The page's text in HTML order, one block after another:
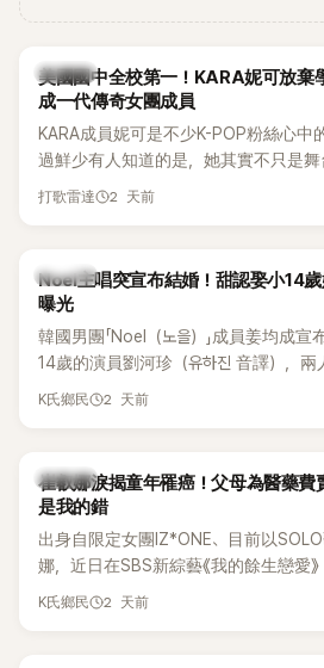
K-POP
美國國中全校第一！KARA妮可放
成一代傳奇女團成員
KARA成員妮可是不少K-POP粉絲心中
過鮮少有人知道的是，她其實不只是舞
一名不折不扣的學霸。她日前在節目中
打歌雷達 2 天前
K-POP
Noel主唱突宣布結婚！甜認娶小14
曝光
韓國男團「Noel（노을）」成員姜均成
14歲的演員劉河珍（유하진 音譯），
低調舉辦婚禮，消息一出立刻引發關注
K氏鄉民 2 天前
K-POP
崔叡娜淚揭童年罹癌！父母為醫藥費
是我的錯
出身自限定女團IZ*ONE、目前以
娜，近日在SBS新綜藝《我的餘生戀愛》
度談起自己幼年罹患小兒癌的經歷，
K氏鄉民 2 天前